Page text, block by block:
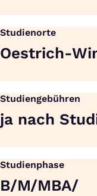
Studienorte
Oestrich-
Studiengebühren
ja nach
Studienphase
B/M/MBA/